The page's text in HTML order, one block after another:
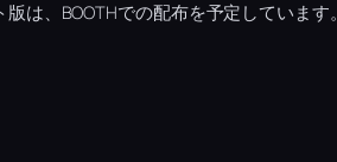
は、BOOTHでの配布を予定しています。